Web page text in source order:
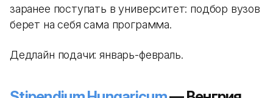
заранее поступать в университет: подбор вузов
берет на себя сама программа.
Дедлайн подачи: январь-февраль.